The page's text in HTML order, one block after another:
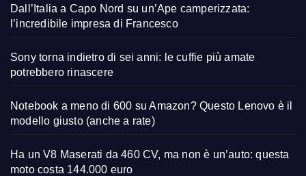
Dall’Italia a Capo Nord su un’Ape camperizzata:
l’incredibile impresa di Francesco
Sony torna indietro di sei anni: le cuffie più amate
potrebbero rinascere
Notebook a meno di 600 su Amazon? Questo Lenovo è il
modello giusto (anche a rate)
Ha un V8 Maserati da 460 CV, ma non è un’auto: questa
moto costa 144.000 euro